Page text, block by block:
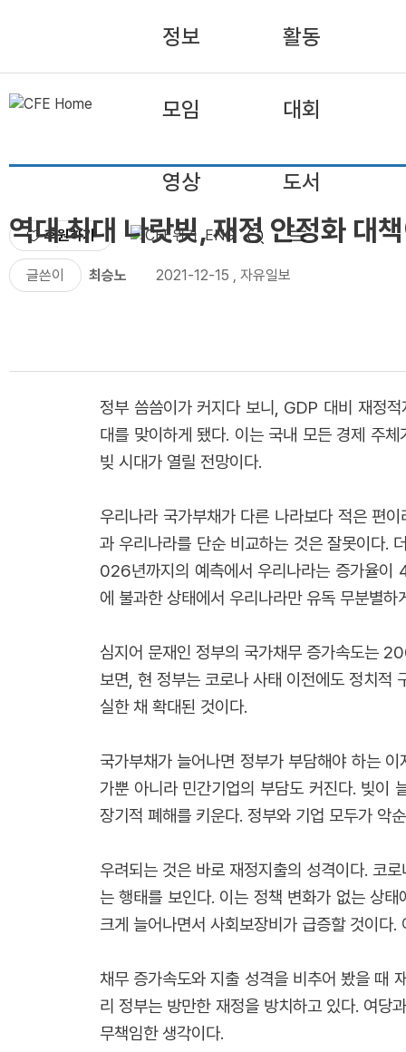
정보 활동
모임 대회
영상 도서
후원하기 ENG
역대 최대 나랏빚, 재정 안정화 대
글쓴이 최승노 2021-12-15 , 자유일보
정부 씀씀이가 커지다 보니, GDP 대비 재정
대를 맞이하게 됐다. 이는 국내 모든 경제 주
빚 시대가 열릴 전망이다.
우리나라 국가부채가 다른 나라보다 적은 편
과 우리나라를 단순 비교하는 것은 잘못이다.
026년까지의 예측에서 우리나라는 증가율
에 불과한 상태에서 우리나라만 유독 무분별
심지어 문재인 정부의 국가채무 증가속도는
보면, 현 정부는 코로나 사태 이전에도 정치적
실한 채 확대된 것이다.
국가부채가 늘어나면 정부가 부담해야 하는
가뿐 아니라 민간기업의 부담도 커진다. 빚이
장기적 폐해를 키운다. 정부와 기업 모두가 악
우려되는 것은 바로 재정지출의 성격이다. 코
는 행태를 보인다. 이는 정책 변화가 없는 상
크게 늘어나면서 사회보장비가 급증할 것이다
채무 증가속도와 지출 성격을 비추어 봤을 때
리 정부는 방만한 재정을 방치하고 있다. 여당
무책임한 생각이다.